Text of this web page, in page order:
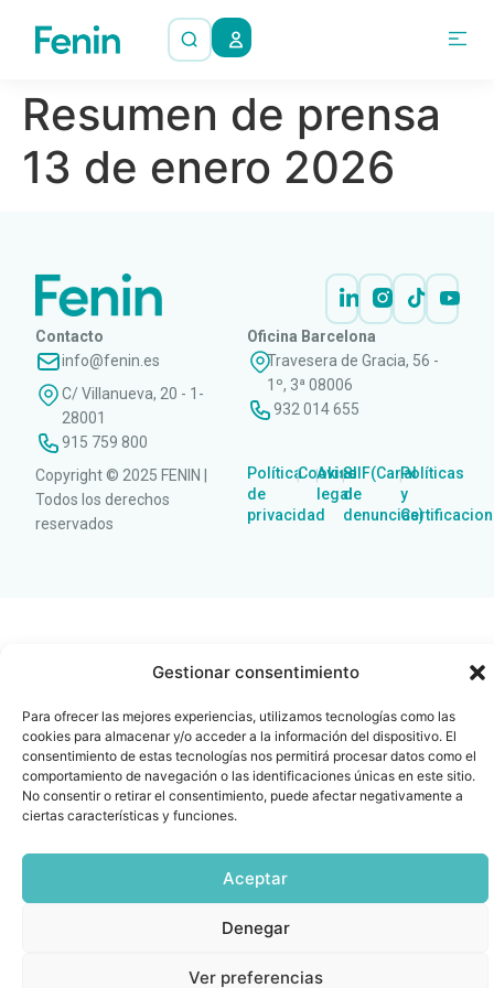
Gestionar consentimiento
Para ofrecer las mejores experiencias, utilizamos tecnologías como las
cookies para almacenar y/o acceder a la información del dispositivo. El
consentimiento de estas tecnologías nos permitirá procesar datos como el
comportamiento de navegación o las identificaciones únicas en este sitio.
No consentir o retirar el consentimiento, puede afectar negativamente a
ciertas características y funciones.
Aceptar
Denegar
Ver preferencias
Resumen de prensa
13 de enero 2026
Contacto
info@fenin.es
C/ Villanueva, 20 - 1-
28001
915 759 800
Oficina Barcelona
Travesera de Gracia, 56 -
1º, 3ª 08006
932 014 655
Copyright © 2025 FENIN |
Todos los derechos
reservados
Política
de
privacidad
|Cookies
|Aviso
legal
|SIIF(Canal
de
denuncias)
|Políticas
y